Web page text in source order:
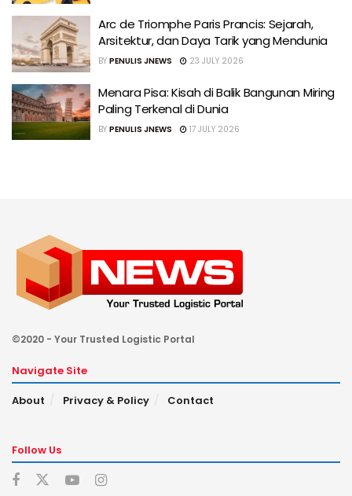
Arc de Triomphe Paris Prancis: Sejarah,
Arsitektur, dan Daya Tarik yang Mendunia
BY PENULIS JNEWS 23 JULY 2026
Menara Pisa: Kisah di Balik Bangunan Miring
Paling Terkenal di Dunia
BY PENULIS JNEWS 17 JULY 2026
©2020 - Your Trusted Logistic Portal
Navigate Site
About
Privacy & Policy Contact
Follow Us